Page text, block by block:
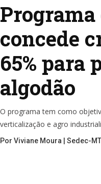
concede
65% para
algodão
O programa tem como
verticalização e agro
Por Viviane Moura | Sedec-MT